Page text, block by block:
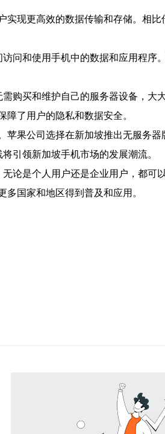
现更高效的数据传输和存储。相
问和使用手机中的数据和应用程
购买和维护自己的服务器设备，
了用户的隐私和数据安全。
果公司选择在新加坡推出无服务
引领新加坡手机市场的发展潮流。
论是个人用户还是企业用户，都
国家和地区得到普及和应用。